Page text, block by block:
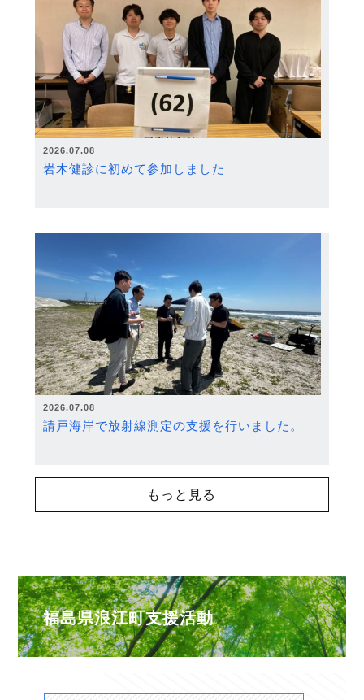
2026.07.08
岩木健診に初めて参加しました
2026.07.08
請戸海岸で放射線測定の支援を行いました。
もっと見る
福島県浪江町支援活動